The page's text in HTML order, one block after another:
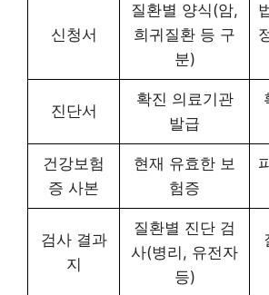
신청서
질환별 양식(암,
희귀질환 등 구
분)
진단서
확진 의료기관
발급
건강보험
증 사본
현재 유효한 보
험증
검사 결과
지
질환별 진단 검
사(병리, 유전자
등)